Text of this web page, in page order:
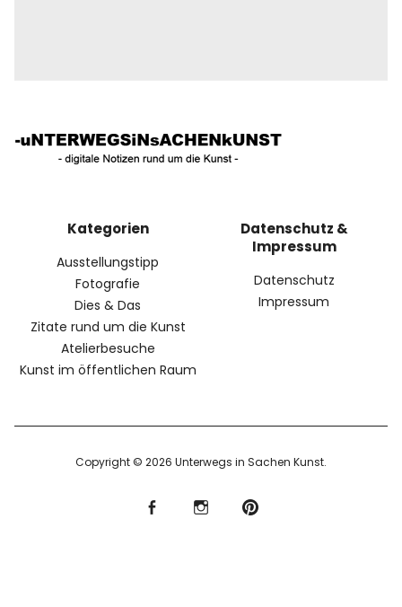
Kategorien
Ausstellungstipp
Fotografie
Dies & Das
Zitate rund um die Kunst
Atelierbesuche
Kunst im öffentlichen Raum
Datenschutz &
Impressum
Datenschutz
Impressum
Copyright © 2026 Unterwegs in Sachen Kunst